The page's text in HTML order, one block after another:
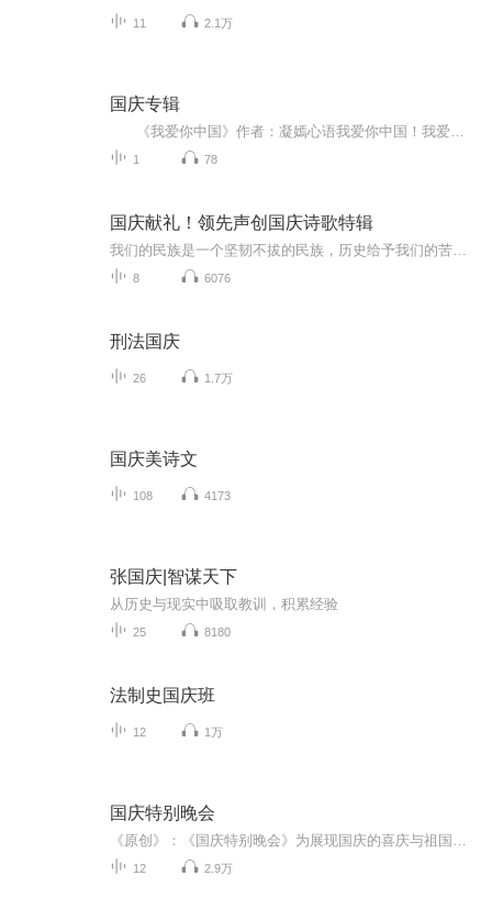
11 2.1万
国庆专辑
1 78
国庆献礼！领先声创国庆诗歌特辑
8 6076
刑法国庆
26 1.7万
国庆美诗文
108 4173
张国庆|智谋天下
从历史与现实中吸取教训，积累经验
25 8180
法制史国庆班
12 1万
国庆特别晚会
12 2.9万